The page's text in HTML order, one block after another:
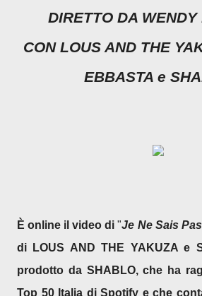
DIRETTO DA WENDY
CON LOUS AND THE
EBBASTA e
È online il video di"Je Ne Sais Pas
di LOUS AND THE YAKUZA e
prodotto da SHABLO, che ha
Top 50 Italia di Spotify e che